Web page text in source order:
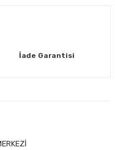
İade Garantisi